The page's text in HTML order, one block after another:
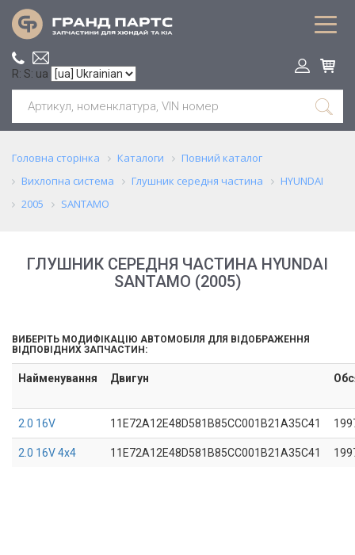
R: S: ua
Головна сторінка Каталоги
Повний каталог
Вихлопна система
Глушник середня частина
HYUNDAI
2005
SANTAMO
ГЛУШНИК СЕРЕДНЯ ЧАСТИНА HYUNDAI
SANTAMO (2005)
ВИБЕРІТЬ МОДИФІКАЦІЮ АВТОМОБІЛЯ ДЛЯ ВІДОБРАЖЕННЯ
ВІДПОВІДНИХ ЗАПЧАСТИН:
Найменування Двигун
2.0 16V 11E72A12E48D581B85CC001B21A35C41
2.0 16V 4x4 11E72A12E48D581B85CC001B21A35C41